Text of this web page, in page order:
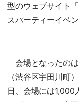
型のウェブサイト
スパーティーイベ
会場となったのは
（渋谷区宇田川町
日、会場には1,000